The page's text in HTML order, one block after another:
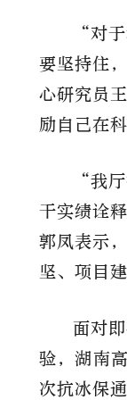
“对
要坚持住
心研究员
励自己在
“我
干实绩诠
郭凤表示
坚、项目
面对
验，湖南
次抗冰保